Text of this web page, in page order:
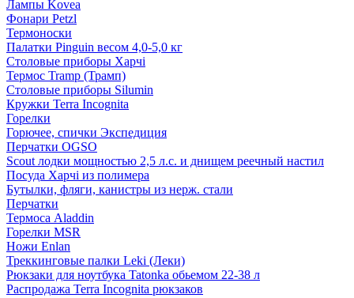
Лампы Kovea
Фонари Petzl
Термоноски
Палатки Pinguin весом 4,0-5,0 кг
Столовые приборы Харчі
Термос Tramp (Трамп)
Столовые приборы Silumin
Кружки Terra Incognita
Горелки
Горючее, спички Экспедиция
Перчатки OGSO
Scout лодки мощностью 2,5 л.с. и днищем реечный настил
Посуда Харчі из полимера
Бутылки, фляги, канистры из нерж. стали
Перчатки
Термоса Aladdin
Горелки MSR
Ножи Enlan
Треккинговые палки Leki (Леки)
Рюкзаки для ноутбука Tatonka обьемом 22-38 л
Распродажа Terra Incognita рюкзаков